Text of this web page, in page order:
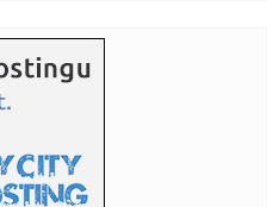
NIJE NI ODLAZIO: Dva gola,
brzoj pruzi Beograd-Niš, traži se